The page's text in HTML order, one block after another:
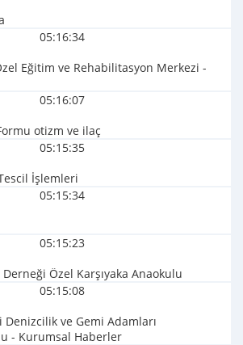
05:16:34
Eğitim ve Rehabilitasyon Merkezi -
05:16:07
otizm ve ilaç
05:15:35
İşlemleri
05:15:34
05:15:23
Özel Karşıyaka Anaokulu
05:15:08
Denizcilik ve Gemi Adamları
- Kurumsal Haberler